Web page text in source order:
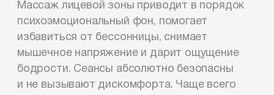
Массаж лицевой зоны приводит в порядок
психоэмоциональный фон, помогает
избавиться от бессонницы, снимает
мышечное напряжение и дарит ощущение
бодрости. Сеансы абсолютно безопасны
и не вызывают дискомфорта. Чаще всего